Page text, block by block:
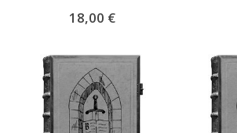
18,00 €